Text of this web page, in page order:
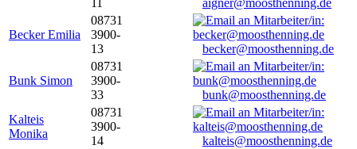
aigner@moosthenning.de
Becker Emilia
08731
3900-
13
becker@moosthenning.de
Bunk Simon
08731
3900-
33
bunk@moosthenning.de
Kalteis
Monika
08731
3900-
14
kalteis@moosthenning.de